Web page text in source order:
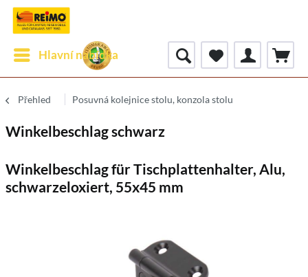
Hlavní nabídka
Přehled Posuvná kolejnice stolu, konzola stolu
Winkelbeschlag schwarz
Winkelbeschlag für Tischplattenhalter, Alu,
schwarzeloxiert, 55x45 mm